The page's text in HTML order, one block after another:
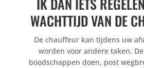
WACHTTIJD VAN DE
De chauffeur kan tijdens uw
worden voor andere taken.
boodschappen doen, post